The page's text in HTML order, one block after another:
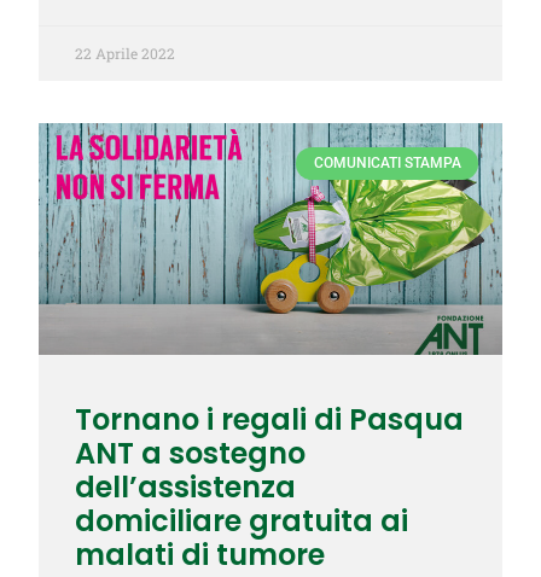
22 Aprile 2022
COMUNICATI STAMPA
Tornano i regali di Pasqua
ANT a sostegno
dell’assistenza
domiciliare gratuita ai
malati di tumore